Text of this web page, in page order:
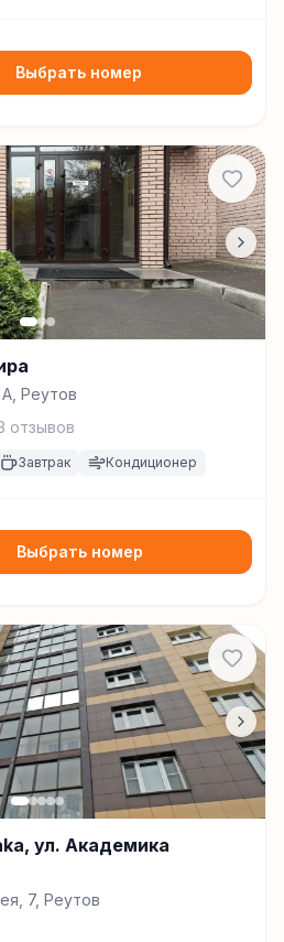
Выбрать номер
Реутов
отзывов
Завтрак Кондиционер
Выбрать номер
ул. Академика
7, Реутов